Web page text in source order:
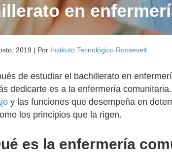
en
2019 | Por Instituto Tecnológico Roosevelt
de estudiar el bachillerato en
dedicarte es a la enfermería
y las funciones que desempeña en
los principios que la rigen.
es la enfermería